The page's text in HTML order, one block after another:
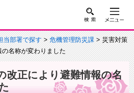
当部署で探す>危機管理防災課> 災害対策
名称が変わりました
改正により避難情報の名